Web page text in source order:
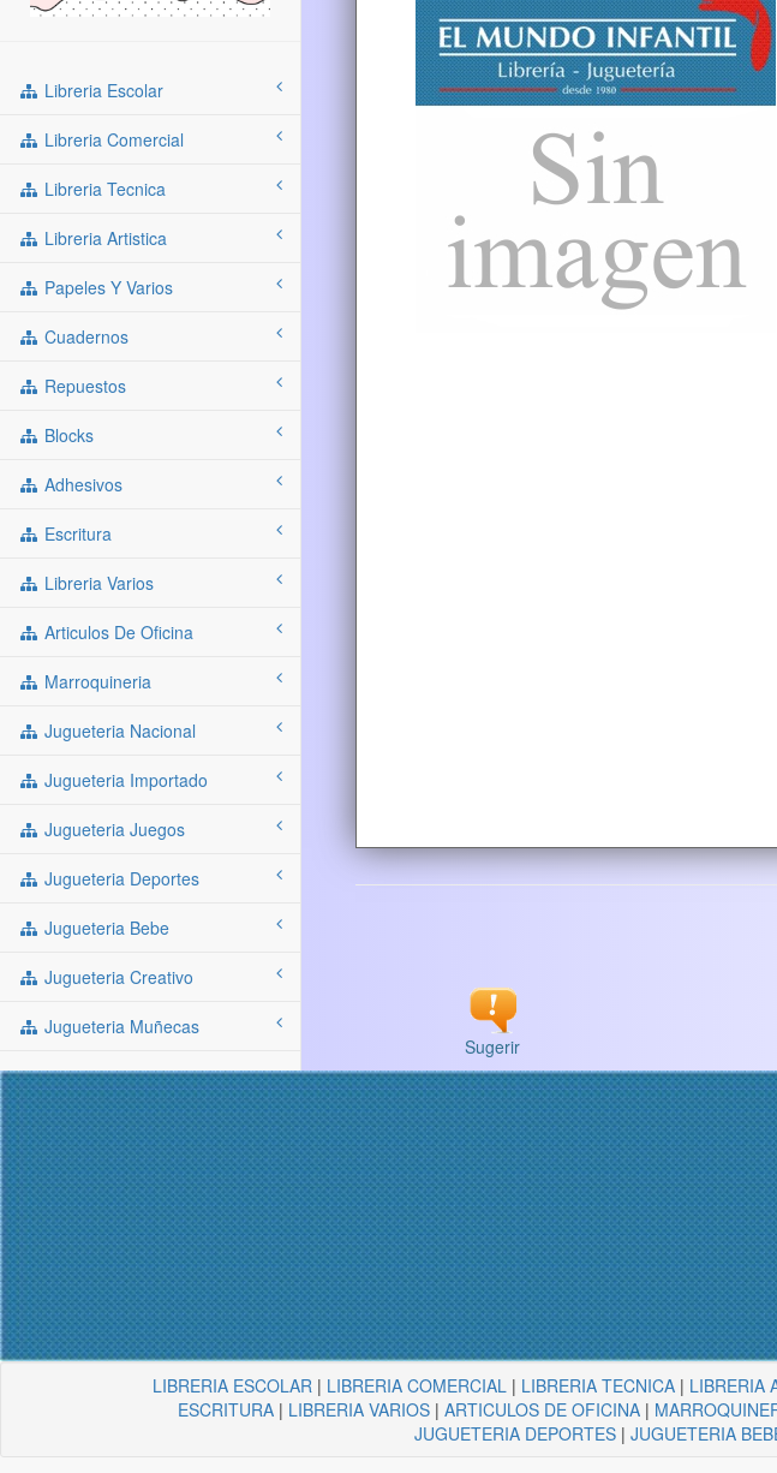
Libreria Escolar
Libreria Comercial
Libreria Tecnica
Libreria Artistica
Papeles Y Varios
Cuadernos
Repuestos
Blocks
Adhesivos
Escritura
Libreria Varios
Articulos De Oficina
Marroquineria
Jugueteria Nacional
Jugueteria Importado
Jugueteria Juegos
Jugueteria Deportes
Jugueteria Bebe
Jugueteria Creativo
Jugueteria Muñecas
Sugerir
LIBRERIA ESCOLAR | LIBRERIA COMERCIAL | LIBRERIA TECNICA | LIBRERIA
ESCRITURA| LIBRERIA VARIOS| ARTICULOS DE OFICINA|
JUGUETERIA DEPORTES| JUGUETERIA